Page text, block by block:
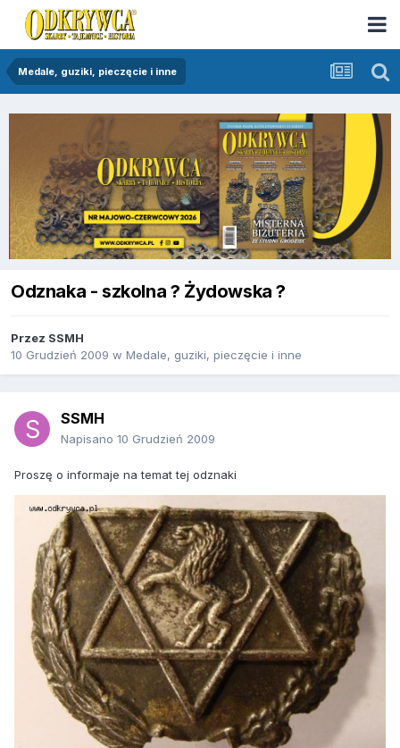
Medale, guziki, pieczęcie i inne
Odznaka - szkolna ? Żydowska ?
Przez SSMH
10 Grudzień 2009 w Medale, guziki, pieczęcie i inne
SSMH
Napisano 10 Grudzień 2009
Proszę o informaje na temat tej odznaki